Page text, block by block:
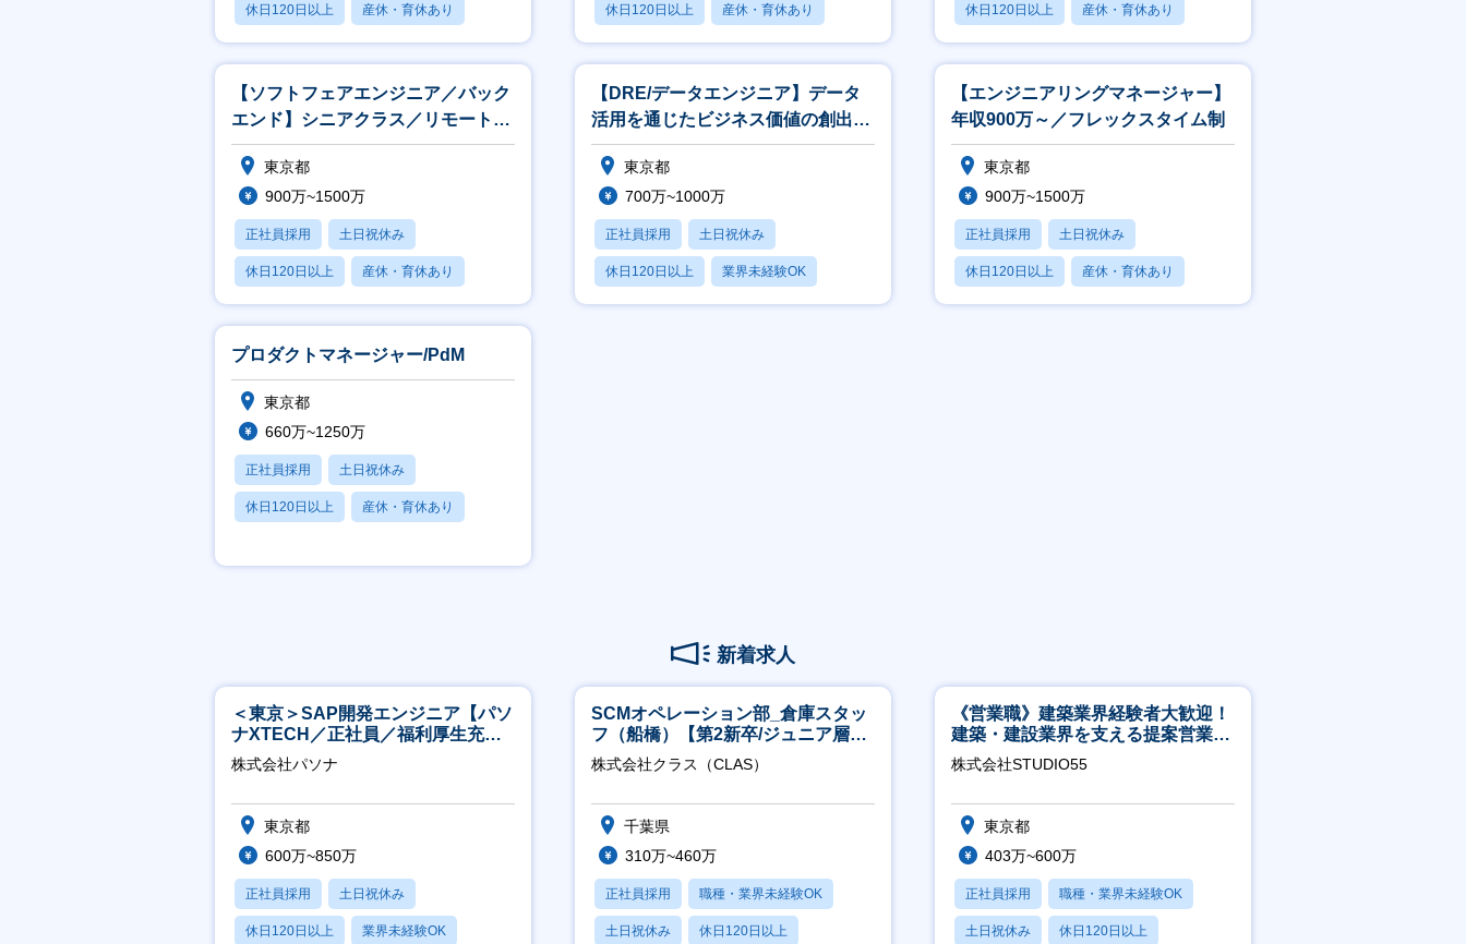
休日120日以上 産休・育休あり
月残業20時間以内
休日120日以上 産休・育休あり
賞与あり
休日120日以上 産休・育休あり
賞与あり
【ソフトフェアエンジニア／バック
エンド】シニアクラス／リモート・
フレックス
東京都
900万~1500万
正社員採用 土日祝休み
休日120日以上 産休・育休あり
賞与あり
【DRE/データエンジニア】データ
活用を通じたビジネス価値の創出／
フルリモートOK・フレックス制
東京都
700万~1000万
正社員採用 土日祝休み
休日120日以上 業界未経験OK
産休・育休あり
【エンジニアリングマネージャー】
年収900万～／フレックスタイム制
東京都
900万~1500万
正社員採用 土日祝休み
休日120日以上 産休・育休あり
賞与あり
プロダクトマネージャー/PdM
東京都
660万~1250万
正社員採用 土日祝休み
休日120日以上 産休・育休あり
新着求人
＜東京＞SAP開発エンジニア【パソ
ナXTECH／正社員／福利厚生充実
◎】
株式会社パソナ
東京都
600万~850万
正社員採用 土日祝休み
休日120日以上 業界未経験OK
SCMオペレーション部_倉庫スタッ
フ（船橋）【第2新卒/ジュニア層歓
迎】
株式会社クラス（CLAS）
千葉県
310万~460万
正社員採用 職種・業界未経験OK
土日祝休み 休日120日以上
《営業職》建築業界経験者大歓迎！
建築・建設業界を支える提案営業職
│年休125日◎フレックス
株式会社STUDIO55
東京都
403万~600万
正社員採用 職種・業界未経験OK
土日祝休み 休日120日以上